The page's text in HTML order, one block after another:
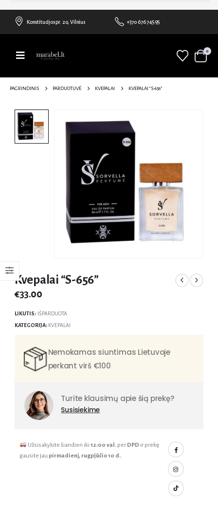
Konstitucijos pr. 20, Vilnius +370 676 74595
0
PAGRINDINIS PARDUOTUVĖ KVEPALAI KVEPALAI “S-656”
Kvepalai “S-656”
€33.00
LIKUTIS: IŠPARDUOTA
KATEGORIJA: KVEPALAI
Nemokamas siuntimas Lietuvoje
perkant virš €100
Turite klausimų apie šią prekę?
Susisiekime
Užsisakykite šiandien iki 12:00 val.per DPD ir prekę
gausite jau pirmadienį, rugpjūčio 10 d..